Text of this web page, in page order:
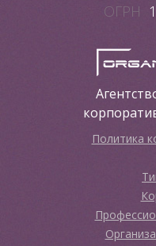
ОГРН
Политика